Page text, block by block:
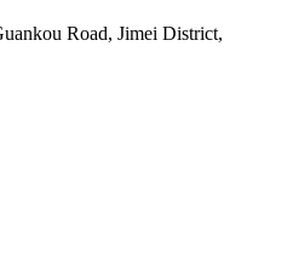
Road, Jimei District,